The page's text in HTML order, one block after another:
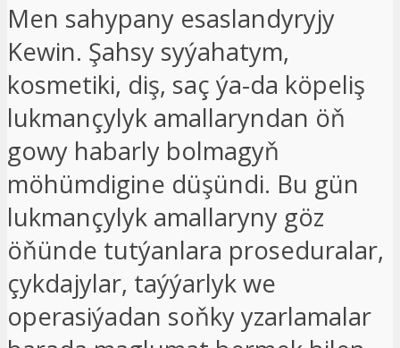
Men sahypany esaslandyryjy
Kewin. Şahsy syýahatym,
kosmetiki, diş, saç ýa-da köpeliş
lukmançylyk amallaryndan öň
gowy habarly bolmagyň
möhümdigine düşündi. Bu gün
lukmançylyk amallaryny göz
öňünde tutýanlara proseduralar,
çykdajylar, taýýarlyk we
operasiýadan soňky yzarlamalar